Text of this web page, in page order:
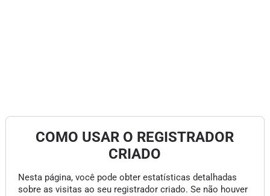
COMO USAR O REGISTRADOR
CRIADO
Nesta página, você pode obter estatísticas detalhadas
sobre as visitas ao seu registrador criado. Se não houver